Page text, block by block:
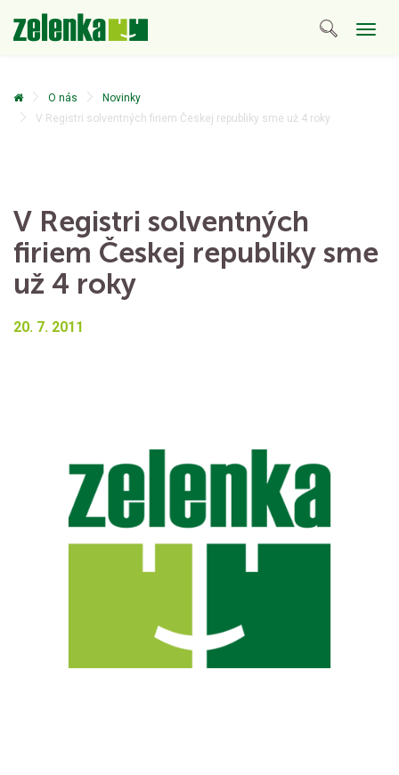
O nás
Novinky
V Registri solventných firiem Českej republiky sme už 4 roky
V Registri solventných
firiem Českej republiky sme
už 4 roky
20. 7. 2011